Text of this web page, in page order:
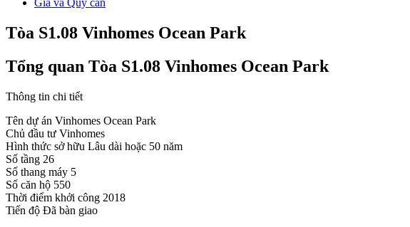
Giá và Quỹ căn
Tòa S1.08 Vinhomes Ocean Park
Tổng quan Tòa S1.08 Vinhomes Ocean Park
Thông tin chi tiết
Tên dự án Vinhomes Ocean Park
Chủ đầu tư Vinhomes
Hình thức sở hữu Lâu dài hoặc 50 năm
Số tầng 26
Số thang máy 5
Số căn hộ 550
Thời điểm khởi công 2018
Tiến độ Đã bàn giao